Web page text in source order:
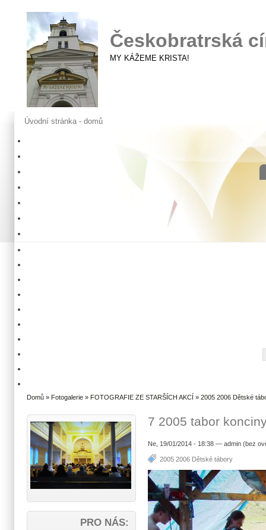
Českobratrská
MY KÁŽEME KRISTA!
Úvodní stránka - domů
Domů » Fotogalerie » FOTOGRAFIE ZE STARŠÍCH AKCÍ » 2005 2006 Dětské
7 2005 tabor
Ne, 19/01/2014 - 18:38 — admin (bez
2005 2006 Dětské tábory
PRO NÁS: